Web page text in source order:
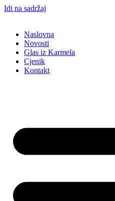
Idi na sadržaj
Naslovna
Novosti
Glas iz Karmela
Cjenik
Kontakt